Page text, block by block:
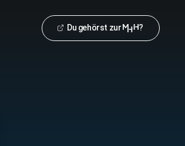
Du gehörst zur ?